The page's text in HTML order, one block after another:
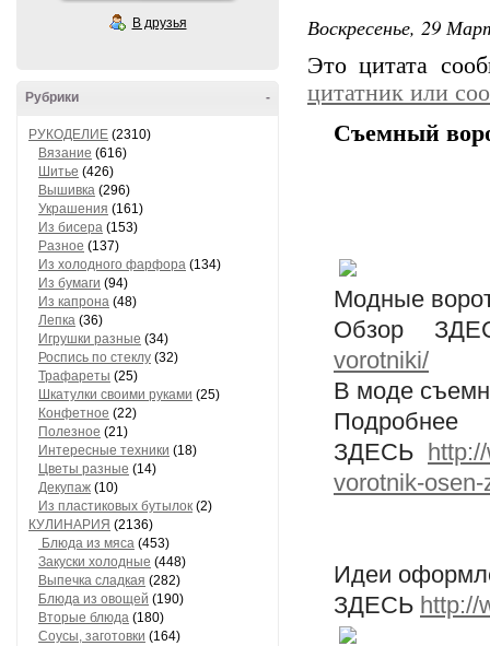
В друзья
-
Рубрики
РУКОДЕЛИЕ (2310)
Вязание (616)
Шитье (426)
Вышивка (296)
Украшения (161)
Из бисера (153)
Разное (137)
Из холодного фарфора (134)
Из бумаги (94)
Из капрона (48)
Лепка (36)
Игрушки разные (34)
Роспись по стеклу (32)
Трафареты (25)
Шкатулки своими руками (25)
Конфетное (22)
Полезное (21)
Интересные техники (18)
Цветы разные (14)
Декупаж (10)
Из пластиковых бутылок (2)
КУЛИНАРИЯ (2136)
Блюда из мяса (453)
Закуски холодные (448)
Выпечка сладкая (282)
Блюда из овощей (190)
Вторые блюда (180)
Соусы, заготовки (164)
Воскресенье, 29
Это цитата
цитатник или
Съемный
Модные
Обзор
vorotniki/
В моде
Подробнее
ЗДЕСЬ
vorotnik-
Идеи
ЗДЕСЬ http://